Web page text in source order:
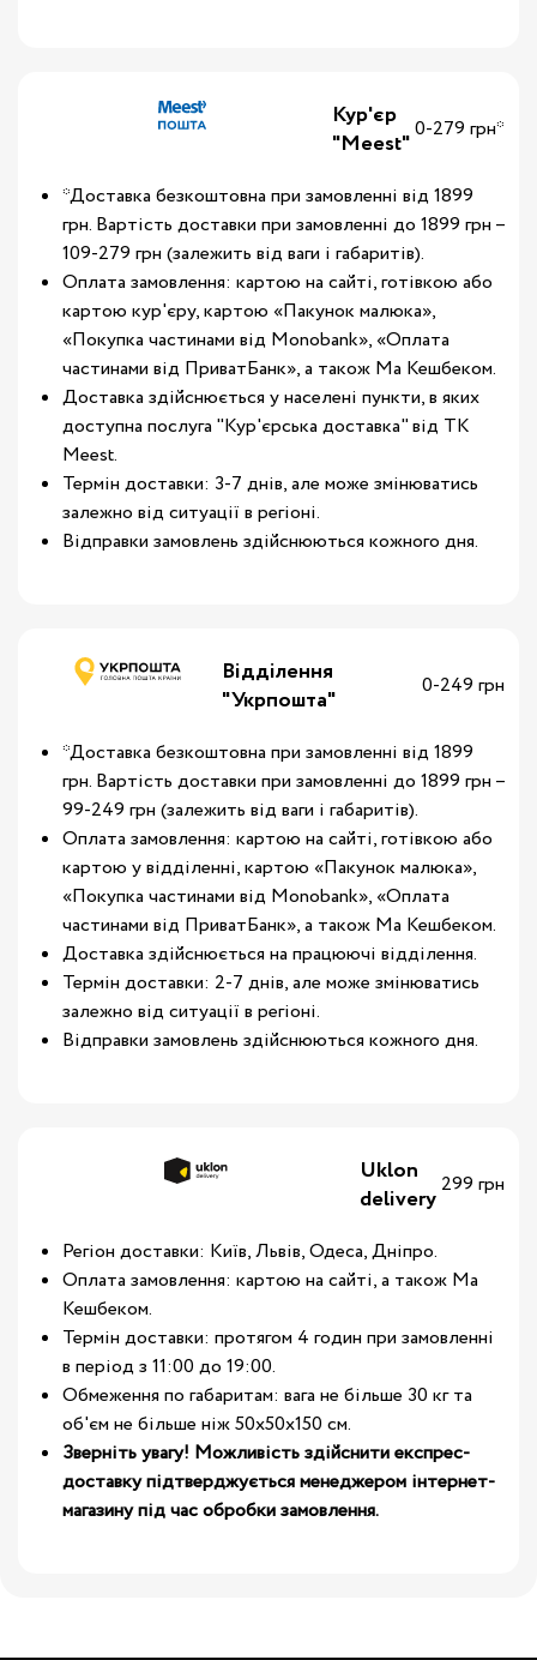
Кур'єр
"Meest"0-279 грн*
*Доставка безкоштовна при замовленні від 1899
грн. Вартість доставки при замовленні до 1899 грн –
109-279 грн (залежить від ваги і габаритів).
Оплата замовлення: картою на сайті, готівкою або
картою кур'єру, картою «Пакунок малюка»,
«Покупка частинами від Monobank», «Оплата
частинами від ПриватБанк», а також Ма Кешбеком.
Доставка здійснюється у населені пункти, в яких
доступна послуга "Кур'єрська доставка" від ТК
Meest.
Термін доставки: 3-7 днів, але може змінюватись
залежно від ситуації в регіоні.
Відправки замовлень здійснюються кожного дня.
Відділення
"Укрпошта"
0-249 грн
*Доставка безкоштовна при замовленні від 1899
грн. Вартість доставки при замовленні до 1899 грн –
99-249 грн (залежить від ваги і габаритів).
Оплата замовлення: картою на сайті, готівкою або
картою у відділенні, картою «Пакунок малюка»,
«Покупка частинами від Monobank», «Оплата
частинами від ПриватБанк», а також Ма Кешбеком.
Доставка здійснюється на працюючі відділення.
Термін доставки: 2-7 днів, але може змінюватись
залежно від ситуації в регіоні.
Відправки замовлень здійснюються кожного дня.
Uklon
delivery 299 грн
Регіон доставки: Київ, Львів, Одеса, Дніпро.
Оплата замовлення: картою на сайті, а також Ма
Кешбеком.
Термін доставки: протягом 4 годин при замовленні
в період з 11:00 до 19:00.
Обмеження по габаритам: вага не більше 30 кг та
об'єм не більше ніж 50х50х150 см.
Зверніть увагу! Можливість здійснити експрес-
доставку підтверджується менеджером інтернет-
магазину під час обробки замовлення.